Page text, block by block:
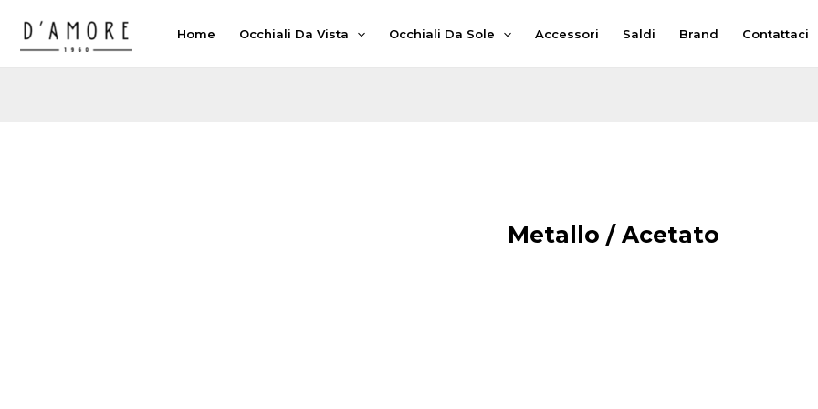
Home Occhiali Da Vista Occhiali Da Sole Accessori Saldi Brand Contattaci
Metallo / Acetato